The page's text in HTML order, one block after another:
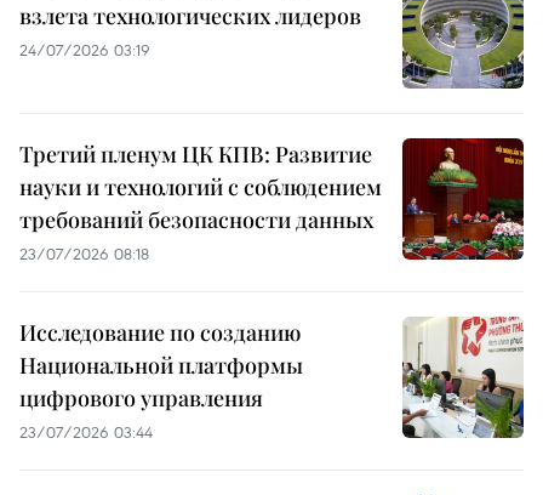
взлета технологических лидеров
24/07/2026 03:19
Третий пленум ЦК КПВ: Развитие
науки и технологий с соблюдением
требований безопасности данных
23/07/2026 08:18
Исследование по созданию
Национальной платформы
цифрового управления
23/07/2026 03:44